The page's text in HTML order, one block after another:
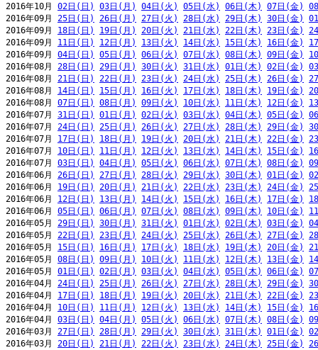
2016年10月 02日(日) 03日(月) 04日(火) 05日(水) 06日(木) 07日(金)
2016年09月 25日(日) 26日(月) 27日(火) 28日(水) 29日(木) 30日(金)
2016年09月 18日(日) 19日(月) 20日(火) 21日(水) 22日(木) 23日(金)
2016年09月 11日(日) 12日(月) 13日(火) 14日(水) 15日(木) 16日(金)
2016年09月 04日(日) 05日(月) 06日(火) 07日(水) 08日(木) 09日(金)
2016年08月 28日(日) 29日(月) 30日(火) 31日(水) 01日(木) 02日(金)
2016年08月 21日(日) 22日(月) 23日(火) 24日(水) 25日(木) 26日(金)
2016年08月 14日(日) 15日(月) 16日(火) 17日(水) 18日(木) 19日(金)
2016年08月 07日(日) 08日(月) 09日(火) 10日(水) 11日(木) 12日(金)
2016年07月 31日(日) 01日(月) 02日(火) 03日(水) 04日(木) 05日(金)
2016年07月 24日(日) 25日(月) 26日(火) 27日(水) 28日(木) 29日(金)
2016年07月 17日(日) 18日(月) 19日(火) 20日(水) 21日(木) 22日(金)
2016年07月 10日(日) 11日(月) 12日(火) 13日(水) 14日(木) 15日(金)
2016年07月 03日(日) 04日(月) 05日(火) 06日(水) 07日(木) 08日(金)
2016年06月 26日(日) 27日(月) 28日(火) 29日(水) 30日(木) 01日(金)
2016年06月 19日(日) 20日(月) 21日(火) 22日(水) 23日(木) 24日(金)
2016年06月 12日(日) 13日(月) 14日(火) 15日(水) 16日(木) 17日(金)
2016年06月 05日(日) 06日(月) 07日(火) 08日(水) 09日(木) 10日(金)
2016年05月 29日(日) 30日(月) 31日(火) 01日(水) 02日(木) 03日(金)
2016年05月 22日(日) 23日(月) 24日(火) 25日(水) 26日(木) 27日(金)
2016年05月 15日(日) 16日(月) 17日(火) 18日(水) 19日(木) 20日(金)
2016年05月 08日(日) 09日(月) 10日(火) 11日(水) 12日(木) 13日(金)
2016年05月 01日(日) 02日(月) 03日(火) 04日(水) 05日(木) 06日(金)
2016年04月 24日(日) 25日(月) 26日(火) 27日(水) 28日(木) 29日(金)
2016年04月 17日(日) 18日(月) 19日(火) 20日(水) 21日(木) 22日(金)
2016年04月 10日(日) 11日(月) 12日(火) 13日(水) 14日(木) 15日(金)
2016年04月 03日(日) 04日(月) 05日(火) 06日(水) 07日(木) 08日(金)
2016年03月 27日(日) 28日(月) 29日(火) 30日(水) 31日(木) 01日(金)
2016年03月 20日(日) 21日(月) 22日(火) 23日(水) 24日(木) 25日(金)